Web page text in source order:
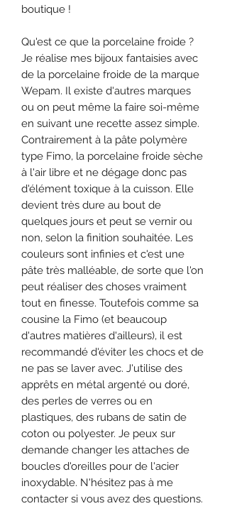
boutique !
Qu'est ce que la porcelaine froide ?
Je réalise mes bijoux fantaisies avec
de la porcelaine froide de la marque
Wepam. Il existe d'autres marques
ou on peut même la faire soi-même
en suivant une recette assez simple.
Contrairement à la pâte polymère
type Fimo, la porcelaine froide sèche
à l'air libre et ne dégage donc pas
d'élément toxique à la cuisson. Elle
devient très dure au bout de
quelques jours et peut se vernir ou
non, selon la finition souhaitée. Les
couleurs sont infinies et c'est une
pâte très malléable, de sorte que l'on
peut réaliser des choses vraiment
tout en finesse. Toutefois comme sa
cousine la Fimo (et beaucoup
d'autres matières d'ailleurs), il est
recommandé d'éviter les chocs et de
ne pas se laver avec. J'utilise des
apprêts en métal argenté ou doré,
des perles de verres ou en
plastiques, des rubans de satin de
coton ou polyester. Je peux sur
demande changer les attaches de
boucles d'oreilles pour de l'acier
inoxydable. N'hésitez pas à me
contacter si vous avez des questions.